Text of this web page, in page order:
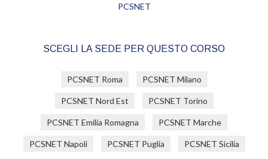
PCSNET
SCEGLI LA SEDE PER QUESTO CORSO
PCSNET Roma PCSNET Milano
PCSNET Nord Est PCSNET Torino
PCSNET Emilia Romagna PCSNET Marche
PCSNET Napoli PCSNET Puglia PCSNET Sicilia